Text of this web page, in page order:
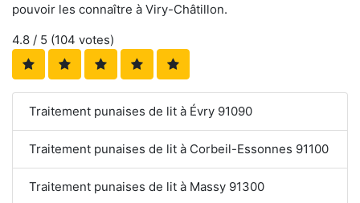
pouvoir les connaître à Viry-Châtillon.
4.8 / 5 (104 votes)
Traitement punaises de lit à Évry 91090
Traitement punaises de lit à Corbeil-Essonnes 91100
Traitement punaises de lit à Massy 91300